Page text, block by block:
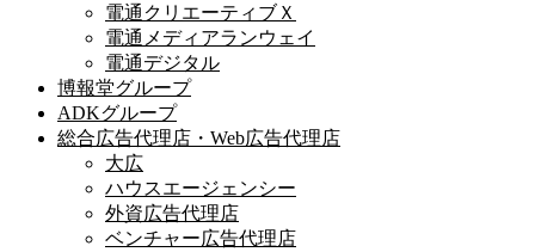
電通クリエーティブＸ
電通メディアランウェイ
電通デジタル
博報堂グループ
ADKグループ
総合広告代理店・Web広告代理店
大広
ハウスエージェンシー
外資広告代理店
ベンチャー広告代理店